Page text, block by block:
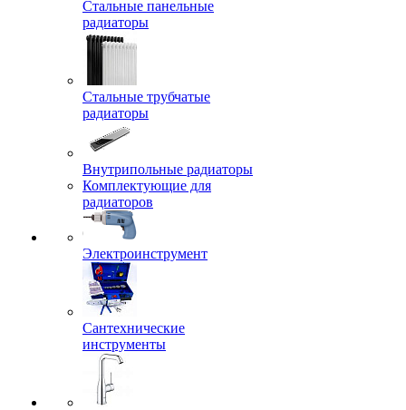
Стальные панельные
радиаторы
Стальные трубчатые
радиаторы
Внутрипольные радиаторы
Комплектующие для
радиаторов
Электроинструмент
Сантехнические
инструменты